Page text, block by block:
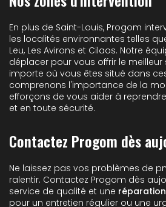
En plus de Saint-Louis, Progom
les localités environnantes telles
Leu, Les Avirons et Cilaos. Notre
déplacer pour vous offrir le meilleur
importe où vous êtes situé dans
comprenons l'importance de la
efforçons de vous aider à
et en toute sécurité.
Contactez Progom dès
Ne laissez pas vos problèmes de
ralentir. Contactez Progom dès
service de qualité et une
pour un entretien régulier ou une